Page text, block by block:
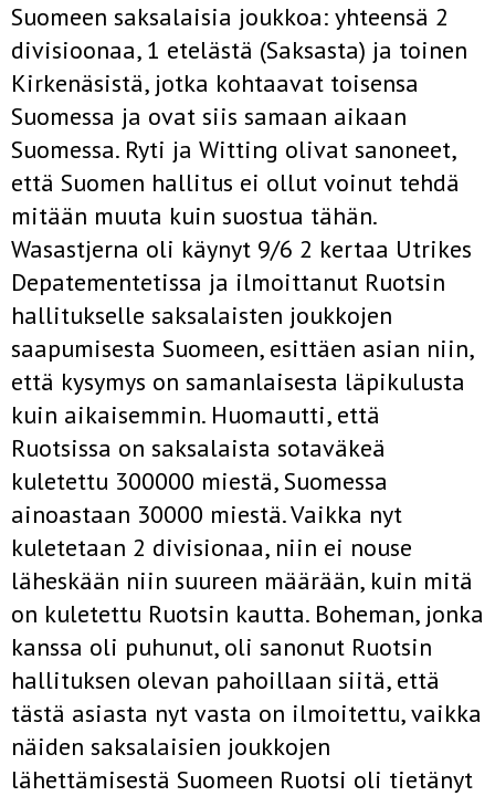
Suomeen saksalaisia joukkoa: yhteensä 2
divisioonaa, 1 etelästä (Saksasta) ja toinen
Kirkenäsistä, jotka kohtaavat toisensa
Suomessa ja ovat siis samaan aikaan
Suomessa. Ryti ja Witting olivat sanoneet,
että Suomen hallitus ei ollut voinut tehdä
mitään muuta kuin suostua tähän.
Wasastjerna oli käynyt 9/6 2 kertaa Utrikes
Depatementetissa ja ilmoittanut Ruotsin
hallitukselle saksalaisten joukkojen
saapumisesta Suomeen, esittäen asian niin,
että kysymys on samanlaisesta läpikulusta
kuin aikaisemmin. Huomautti, että
Ruotsissa on saksalaista sotaväkeä
kuletettu 300000 miestä, Suomessa
ainoastaan 30000 miestä. Vaikka nyt
kuletetaan 2 divisionaa, niin ei nouse
läheskään niin suureen määrään, kuin mitä
on kuletettu Ruotsin kautta. Boheman, jonka
kanssa oli puhunut, oli sanonut Ruotsin
hallituksen olevan pahoillaan siitä, että
tästä asiasta nyt vasta on ilmoitettu, vaikka
näiden saksalaisien joukkojen
lähettämisestä Suomeen Ruotsi oli tietänyt